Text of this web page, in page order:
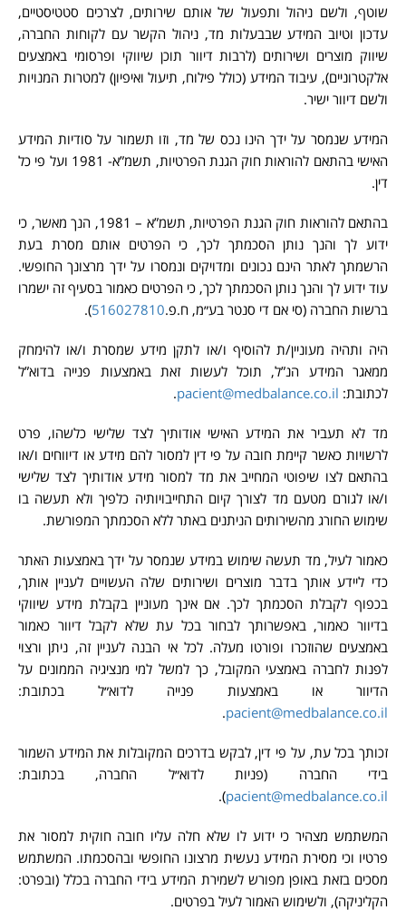
שוטף, ולשם ניהול ותפעול של אותם שירותים, לצרכים סטטיסטיים,
עדכון וטיוב המידע שבבעלות מד, ניהול הקשר עם לקוחות החברה,
שיווק מוצרים ושירותים (לרבות דיוור תוכן שיווקי ופרסומי באמצעים
אלקטרוניים), עיבוד המידע (כולל פילוח, תיעול ואיפיון) למטרות המנויות
ולשם דיוור ישיר.
המידע שנמסר על ידך הינו נכס של מד, וזו תשמור על סודיות המידע
האישי בהתאם להוראות חוק הגנת הפרטיות, תשמ”א- 1981 ועל פי כל
דין.
בהתאם להוראות חוק הגנת הפרטיות, תשמ”א – 1981, הנך מאשר, כי
ידוע לך והנך נותן הסכמתך לכך, כי הפרטים אותם מסרת בעת
הרשמתך לאתר הינם נכונים ומדויקים ונמסרו על ידך מרצונך החופשי.
עוד ידוע לך והנך נותן הסכמתך לכך, כי הפרטים כאמור בסעיף זה ישמרו
ברשות החברה (סי אם די סנטר בע״מ, ח.פ.516027810
).
היה ותהיה מעוניין/ת להוסיף ו/או לתקן מידע שמסרת ו/או להימחק
ממאגר המידע הנ”ל, תוכל לעשות זאת באמצעות פנייה בדוא”ל
לכתובת: pacient@medbalance.co.il
.
מד לא תעביר את המידע האישי אודותיך לצד שלישי כלשהו, פרט
לרשויות כאשר קיימת חובה על פי דין למסור להם מידע או דיווחים ו/או
בהתאם לצו שיפוטי המחייב את מד למסור מידע אודותיך לצד שלישי
ו/או לגורם מטעם מד לצורך קיום התחייבויותיה כלפיך ולא תעשה בו
שימוש החורג מהשירותים הניתנים באתר ללא הסכמתך המפורשת.
כאמור לעיל, מד תעשה שימוש במידע שנמסר על ידך באמצעות האתר
כדי ליידע אותך בדבר מוצרים ושירותים שלה העשויים לעניין אותך,
בכפוף לקבלת הסכמתך לכך. אם אינך מעוניין בקבלת מידע שיווקי
בדיוור כאמור, באפשרותך לבחור בכל עת שלא לקבל דיוור כאמור
באמצעים שהוזכרו ופורטו מעלה. לכל אי הבנה לעניין זה, ניתן ורצוי
לפנות לחברה באמצעי המקובל, כך למשל למי מנציגיה הממונים על
הדיוור או באמצעות פנייה לדוא״ל בכתובת:
pacient@medbalance.co.il
.
זכותך בכל עת, על פי דין, לבקש בדרכים המקובלות את המידע השמור
בידי החברה (פניות לדוא״ל החברה, בכתובת:
pacient@medbalance.co.il
).
המשתמש מצהיר כי ידוע לו שלא חלה עליו חובה חוקית למסור את
פרטיו וכי מסירת המידע נעשית מרצונו החופשי ובהסכמתו. המשתמש
מסכים בזאת באופן מפורש לשמירת המידע בידי החברה בכלל (ובפרט:
הקליניקה), ולשימוש האמור לעיל בפרטים.